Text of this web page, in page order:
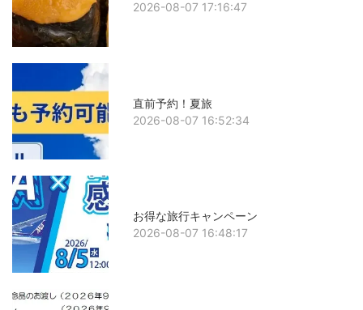
2026-08-07 17:16:47
直前予約！夏旅
2026-08-07 16:52:34
お得な旅行キャンペーン
2026-08-07 16:48:17